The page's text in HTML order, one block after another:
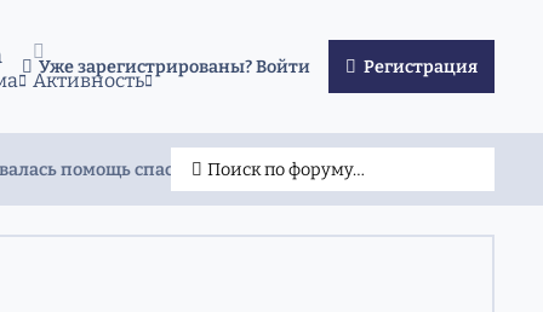
Активность
Уже зарегистрированы? Войти Регистрация
помощь спасателейПоиск по форуму…